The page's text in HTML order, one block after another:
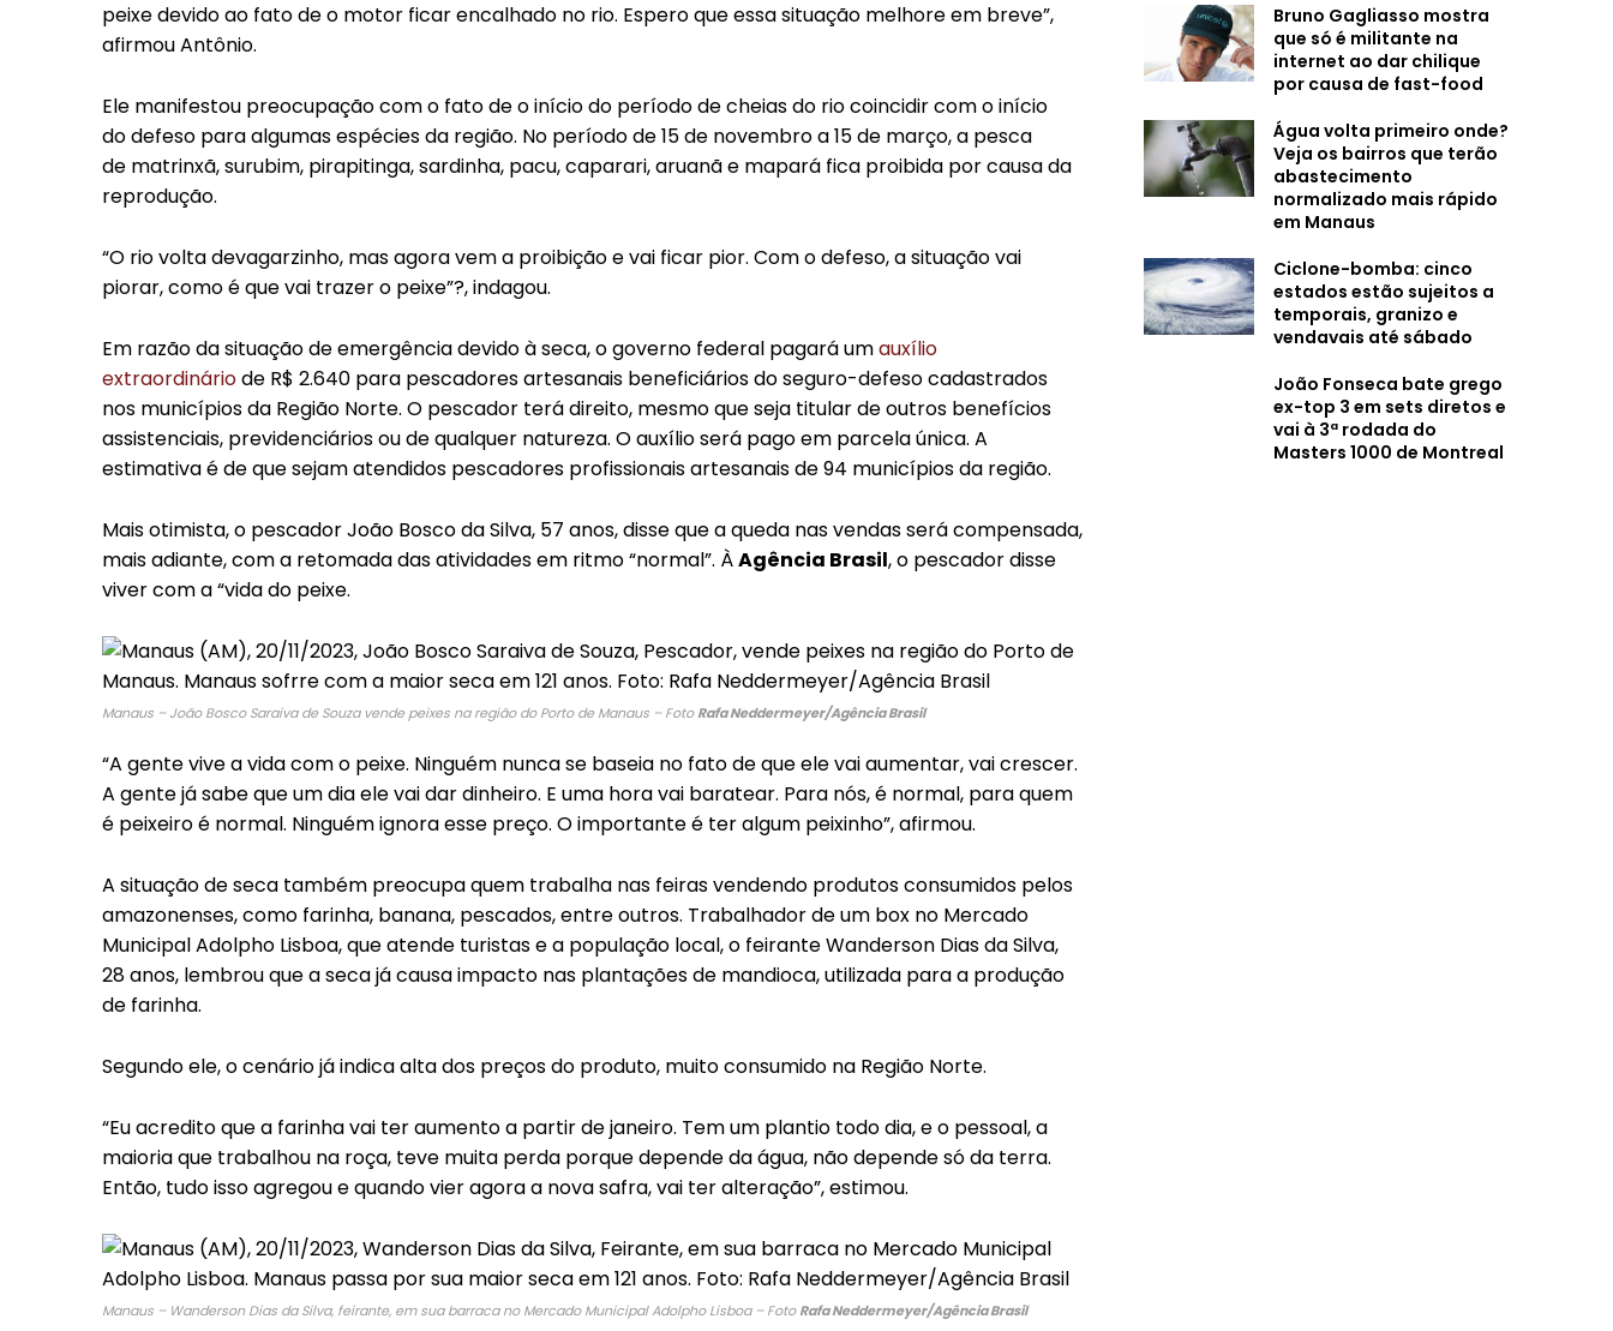
peixe devido ao fato de o motor ficar encalhado no rio. Espero que essa situação melhore em breve”,
afirmou Antônio.
Ele manifestou preocupação com o fato de o início do período de cheias do rio coincidir com o início
do defeso para algumas espécies da região. No período de 15 de novembro a 15 de março, a pesca
de matrinxã, surubim, pirapitinga, sardinha, pacu, caparari, aruanã e mapará fica proibida por causa da
reprodução.
“O rio volta devagarzinho, mas agora vem a proibição e vai ficar pior. Com o defeso, a situação vai
piorar, como é que vai trazer o peixe”?, indagou.
Em razão da situação de emergência devido à seca, o governo federal pagará umauxílio
extraordináriode R$ 2.640 para pescadores artesanais beneficiários do seguro-defeso cadastrados
nos municípios da Região Norte. O pescador terá direito, mesmo que seja titular de outros benefícios
assistenciais, previdenciários ou de qualquer natureza. O auxílio será pago em parcela única. A
estimativa é de que sejam atendidos pescadores profissionais artesanais de 94 municípios da região.
Mais otimista, o pescador João Bosco da Silva, 57 anos, disse que a queda nas vendas será compensada,
mais adiante, com a retomada das atividades em ritmo “normal”. ÀAgência Brasil, o pescador disse
viver com a “vida do peixe.
Manaus – João Bosco Saraiva de Souza vende peixes na região do Porto de Manaus – FotoRafa Neddermeyer/Agência Brasil
“A gente vive a vida com o peixe. Ninguém nunca se baseia no fato de que ele vai aumentar, vai crescer.
A gente já sabe que um dia ele vai dar dinheiro. E uma hora vai baratear. Para nós, é normal, para quem
é peixeiro é normal. Ninguém ignora esse preço. O importante é ter algum peixinho”, afirmou.
A situação de seca também preocupa quem trabalha nas feiras vendendo produtos consumidos pelos
amazonenses, como farinha, banana, pescados, entre outros. Trabalhador de um box no Mercado
Municipal Adolpho Lisboa, que atende turistas e a população local, o feirante Wanderson Dias da Silva,
28 anos, lembrou que a seca já causa impacto nas plantações de mandioca, utilizada para a produção
de farinha.
Segundo ele, o cenário já indica alta dos preços do produto, muito consumido na Região Norte.
“Eu acredito que a farinha vai ter aumento a partir de janeiro. Tem um plantio todo dia, e o pessoal, a
maioria que trabalhou na roça, teve muita perda porque depende da água, não depende só da terra.
Então, tudo isso agregou e quando vier agora a nova safra, vai ter alteração”, estimou.
Manaus – Wanderson Dias da Silva, feirante, em sua barraca no Mercado Municipal Adolpho Lisboa – FotoRafa Neddermeyer/Agência Brasil
Bruno Gagliasso mostra
que só é militante na
internet ao dar chilique
por causa de fast-food
Água volta primeiro onde?
Veja os bairros que terão
abastecimento
normalizado mais rápido
em Manaus
Ciclone-bomba: cinco
estados estão sujeitos a
temporais, granizo e
vendavais até sábado
João Fonseca bate grego
ex-top 3 em sets diretos e
vai à 3ª rodada do
Masters 1000 de Montreal